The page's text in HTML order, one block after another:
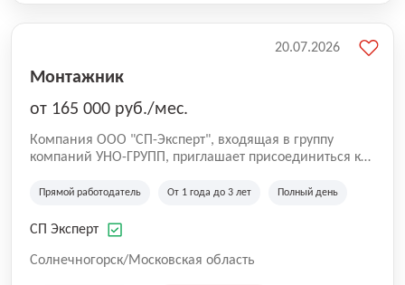
Монтажник
от 165 000 руб./мес.
Компания ООО "СП-Эксперт", входящая в группу
компаний УНО-ГРУПП, приглашает присоединиться к
работаем на рынке с 2005 года и оказываем комплекс
зданий из гибридных модульных блоков свободной
гибридно-модульного строительства.
Прямой работодатель От 1 года до 3 лет Полный день
СП Эксперт
Солнечногорск/Московская область
20.07.2026